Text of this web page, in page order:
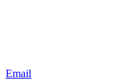
Email